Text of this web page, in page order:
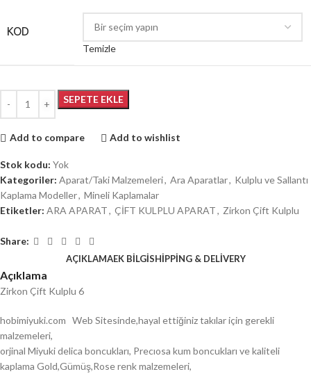
KOD
Temizle
SEPETE EKLE
Add to compare Add to wishlist
Stok kodu: Yok
Kategoriler: Aparat/Taki Malzemeleri, Ara Aparatlar, Kulplu ve Sallantı
Kaplama Modeller, Mineli Kaplamalar
Etiketler: ARA APARAT, ÇİFT KULPLU APARAT, Zirkon Çift Kulplu
Share:
AÇIKLAMAEK BILGISHIPPING & DELIVERY
Açıklama
Zirkon Çift Kulplu 6
hobimiyuki.com Web Sitesinde,hayal ettiğiniz takılar için gerekli
malzemeleri,
orjinal Miyuki delica boncukları, Precıosa kum boncukları ve kaliteli
kaplama Gold,Gümüş,Rose renk malzemeleri,